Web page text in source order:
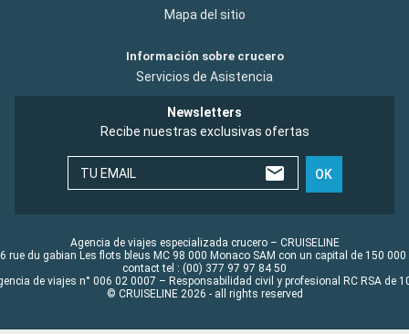
Mapa del sitio
Información sobre crucero
Servicios de Asistencia
Newsletters
Recibe nuestras exclusivas ofertas
TU EMAIL OK
Agencia de viajes especializada crucero – CRUISELINE
rue du gabian Les flots bleus MC 98 000 Monaco SAM con un capital de 150 000
contact tel : (00) 377 97 97 84 50
de viajes n° 006 02 0007 – Responsabilidad civil y profesional RC RSA de
© CRUISELINE 2026 - all rights reserved